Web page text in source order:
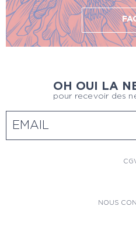
OH OUI LA
pour recevoir des
NOUS